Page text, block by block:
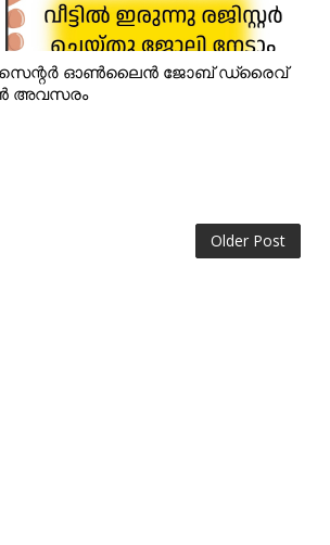
സെന്റർ ഓൺലൈൻ ജോബ് ഡ്രൈവ്
അവസരം
Older Post